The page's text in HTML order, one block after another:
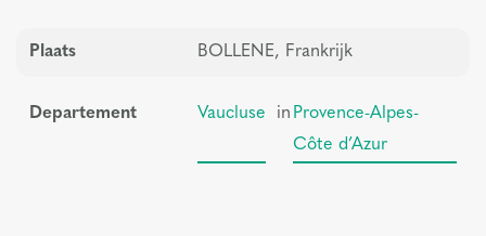
Plaats BOLLENE, Frankrijk
Departement Vaucluse in Provence-Alpes-
Côte d’Azur